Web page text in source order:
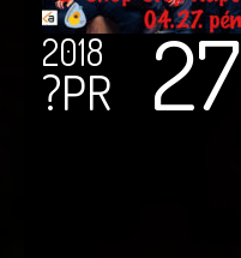
2018
?PR 27